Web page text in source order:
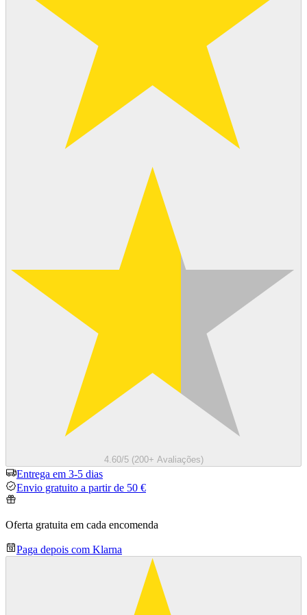
4.60/5 (200+ Avaliações)
Entrega em 3-5 dias
Envio gratuito a partir de 50 €
Oferta gratuita em cada encomenda
Paga depois com Klarna